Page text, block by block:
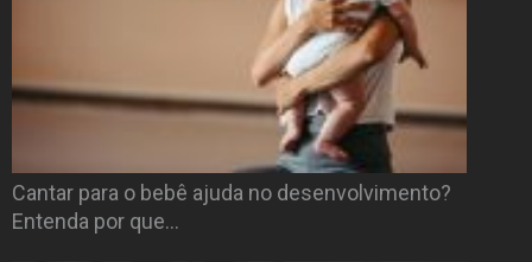
Cantar para o bebê ajuda no desenvolvimento?
Entenda por que…